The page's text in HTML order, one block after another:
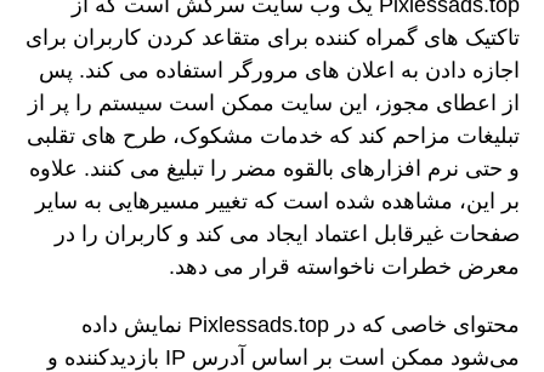
تاکتیک های گمراه کننده برای متقاعد کردن کاربران برای
اجازه دادن به اعلان های مرورگر استفاده می کند. پس
از اعطای مجوز، این سایت ممکن است سیستم را پر از
تبلیغات مزاحم کند که خدمات مشکوک، طرح های تقلبی
و حتی نرم افزارهای بالقوه مضر را تبلیغ می کنند. علاوه
بر این، مشاهده شده است که تغییر مسیرهایی به سایر
صفحات غیرقابل اعتماد ایجاد می کند و کاربران را در
معرض خطرات ناخواسته قرار می دهد.
محتوای خاصی که در Pixlessads.top نمایش داده
می‌شود ممکن است بر اساس آدرس IP بازدیدکننده و